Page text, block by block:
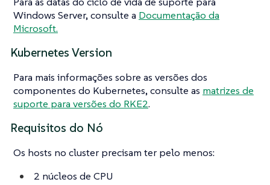
Windows Server, consulte a Documentação da
Microsoft.
Kubernetes Version
Para mais informações sobre as versões dos
componentes do Kubernetes, consulte as matrizes de
suporte para versões do RKE2.
Requisitos do Nó
Os hosts no cluster precisam ter pelo menos:
2 núcleos de CPU